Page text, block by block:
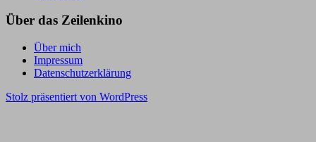
Über das Zeilenkino
Über mich
Impressum
Datenschutzerklärung
Stolz präsentiert von WordPress